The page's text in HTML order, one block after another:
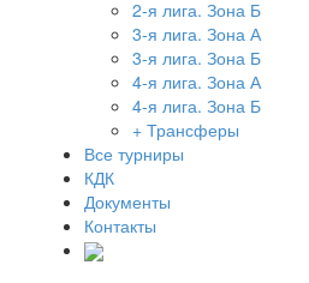
2-я лига. Зона Б
3-я лига. Зона А
3-я лига. Зона Б
4-я лига. Зона А
4-я лига. Зона Б
+ Трансферы
Все турниры
КДК
Документы
Контакты